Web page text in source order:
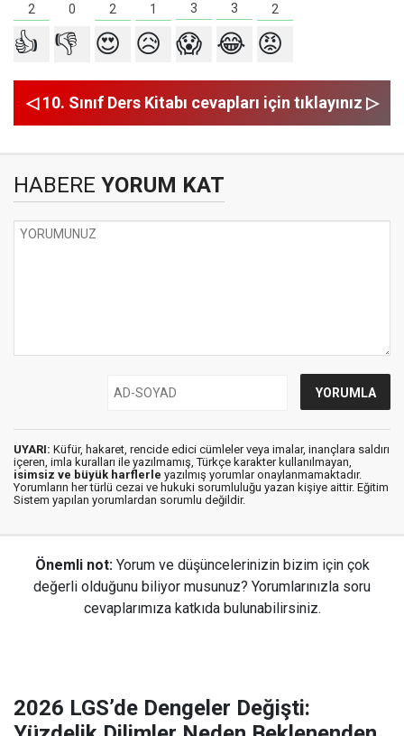
2 0 2 1 3 3 2
👍 👎 😍 😥 😱 😂 😡
◁ 10. Sınıf Ders Kitabı cevapları için tıklayınız ▷
HABERE YORUM KAT
UYARI: Küfür, hakaret, rencide edici cümleler veya imalar, inançlara saldırı
içeren, imla kuralları ile yazılmamış, Türkçe karakter kullanılmayan,
isimsiz ve büyük harflerle yazılmış yorumlar onaylanmamaktadır.
Yorumların her türlü cezai ve hukuki sorumluluğu yazan kişiye aittir. Eğitim
Sistem yapılan yorumlardan sorumlu değildir.
Önemli not: Yorum ve düşüncelerinizin bizim için çok
değerli olduğunu biliyor musunuz? Yorumlarınızla soru
cevaplarımıza katkıda bulunabilirsiniz.
2026 LGS’de Dengeler Değişti: